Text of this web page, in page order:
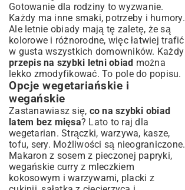
Gotowanie dla rodziny to wyzwanie.
Każdy ma inne smaki, potrzeby i humory.
Ale letnie obiady mają tę zaletę, że są
kolorowe i różnorodne, więc łatwiej trafić
w gusta wszystkich domowników. Każdy
przepis na szybki letni obiad można
lekko zmodyfikować. To pole do popisu.
Opcje wegetariańskie i
wegańskie
Zastanawiasz się, co na szybki obiad
latem bez mięsa? Lato to raj dla
wegetarian. Strączki, warzywa, kasze,
tofu, sery. Możliwości są nieograniczone.
Makaron z sosem z pieczonej papryki,
wegańskie curry z mleczkiem
kokosowym i warzywami, placki z